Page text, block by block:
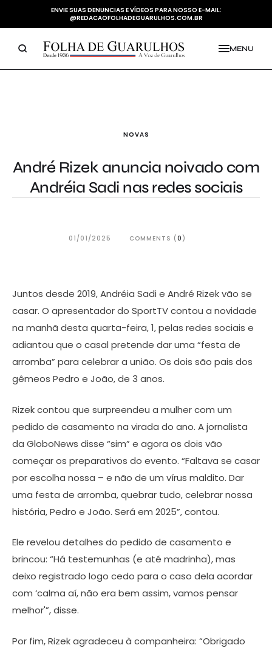
ENVIE SUAS DENUNCIAS E VÍDEOS PARA NOSSO E-MAIL:
@REDACAOFOLHADEGUARULHOS.COM.BR
MENU
NOVAS
André Rizek anuncia noivado com
Andréia Sadi nas redes sociais
01/01/2025 COMMENTS (0 )
Juntos desde 2019, Andréia Sadi e André Rizek vão se
casar. O apresentador do SportTV contou a novidade
na manhã desta quarta-feira, 1, pelas redes sociais e
adiantou que o casal pretende dar uma “festa de
arromba” para celebrar a união. Os dois são pais dos
gêmeos Pedro e João, de 3 anos.
Rizek contou que surpreendeu a mulher com um
pedido de casamento na virada do ano. A jornalista
da GloboNews disse “sim” e agora os dois vão
começar os preparativos do evento. “Faltava se casar
por escolha nossa – e não de um vírus maldito. Dar
uma festa de arromba, quebrar tudo, celebrar nossa
história, Pedro e João. Será em 2025”, contou.
Ele revelou detalhes do pedido de casamento e
brincou: “Há testemunhas (e até madrinha), mas
deixo registrado logo cedo para o caso dela acordar
com ‘calma aí, não era bem assim, vamos pensar
melhor'”, disse.
Por fim, Rizek agradeceu à companheira: “Obrigado